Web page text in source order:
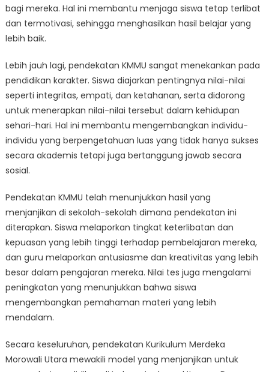
bagi mereka. Hal ini membantu menjaga siswa tetap terlibat
dan termotivasi, sehingga menghasilkan hasil belajar yang
lebih baik.
Lebih jauh lagi, pendekatan KMMU sangat menekankan pada
pendidikan karakter. Siswa diajarkan pentingnya nilai-nilai
seperti integritas, empati, dan ketahanan, serta didorong
untuk menerapkan nilai-nilai tersebut dalam kehidupan
sehari-hari. Hal ini membantu mengembangkan individu-
individu yang berpengetahuan luas yang tidak hanya sukses
secara akademis tetapi juga bertanggung jawab secara
sosial.
Pendekatan KMMU telah menunjukkan hasil yang
menjanjikan di sekolah-sekolah dimana pendekatan ini
diterapkan. Siswa melaporkan tingkat keterlibatan dan
kepuasan yang lebih tinggi terhadap pembelajaran mereka,
dan guru melaporkan antusiasme dan kreativitas yang lebih
besar dalam pengajaran mereka. Nilai tes juga mengalami
peningkatan yang menunjukkan bahwa siswa
mengembangkan pemahaman materi yang lebih
mendalam.
Secara keseluruhan, pendekatan Kurikulum Merdeka
Morowali Utara mewakili model yang menjanjikan untuk